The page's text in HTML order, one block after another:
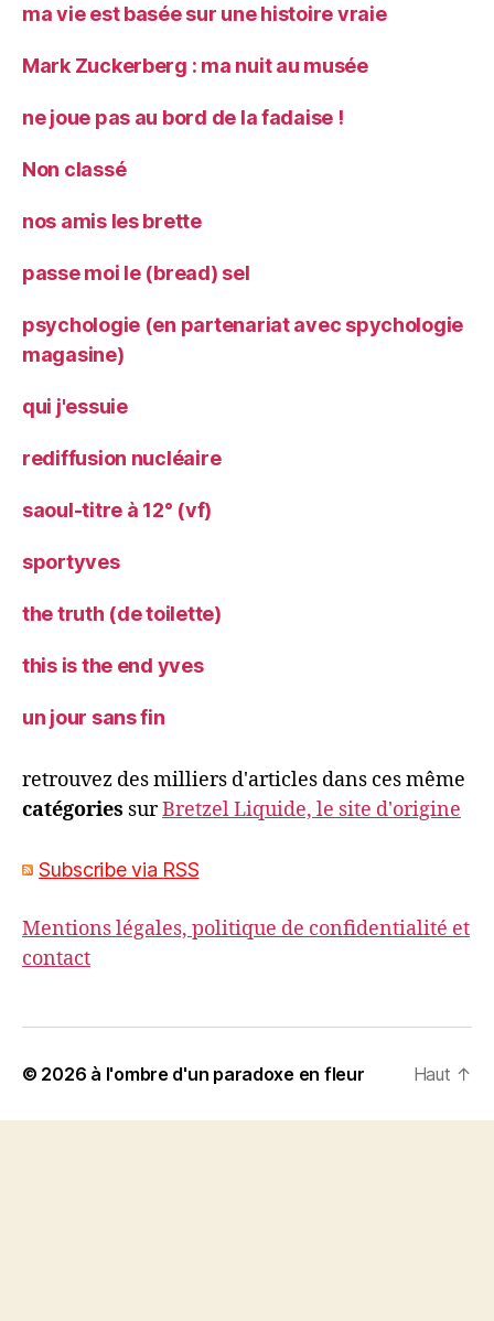
ma vie est basée sur une histoire vraie
Mark Zuckerberg : ma nuit au musée
ne joue pas au bord de la fadaise !
Non classé
nos amis les brette
passe moi le (bread) sel
psychologie (en partenariat avec spychologie
magasine)
qui j'essuie
rediffusion nucléaire
saoul-titre à 12° (vf)
sportyves
the truth (de toilette)
this is the end yves
un jour sans fin
retrouvez des milliers d'articles dans ces même
catégories surBretzel Liquide, le site d'origine
Subscribe via RSS
Mentions légales, politique de confidentialité et
contact
© 2026 à l'ombre d'un paradoxe en fleur Haut ↑